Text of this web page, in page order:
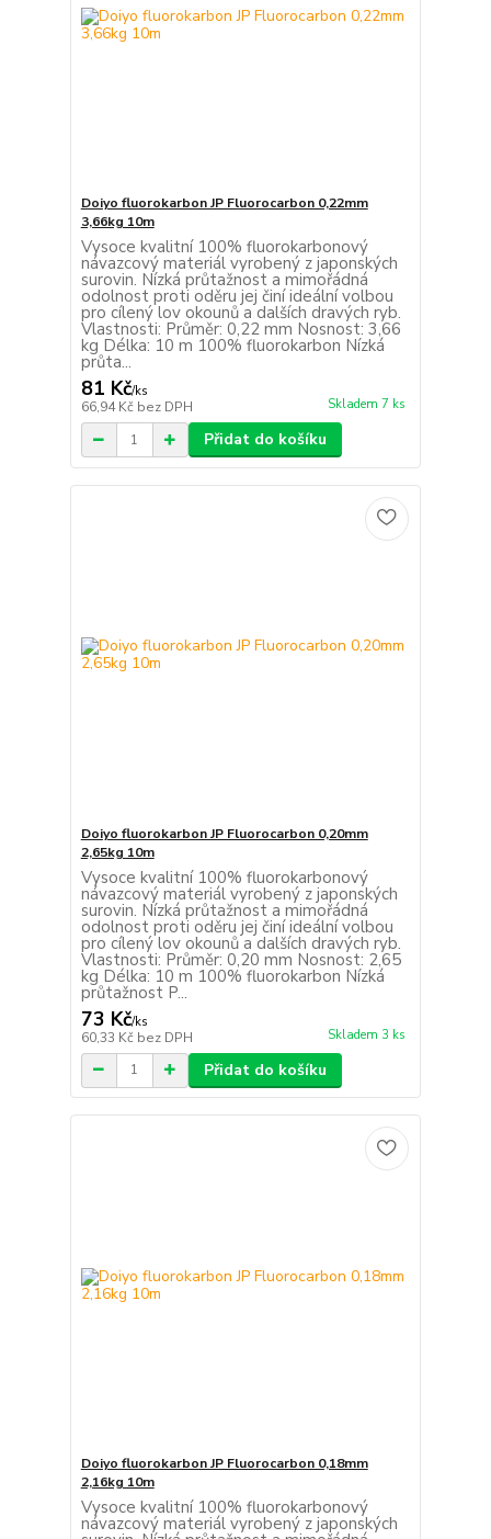
Doiyo fluorokarbon JP Fluorocarbon 0,22mm
3,66kg 10m
Vysoce kvalitní 100% fluorokarbonový
návazcový materiál vyrobený z japonských
surovin. Nízká průtažnost a mimořádná
odolnost proti oděru jej činí ideální volbou
pro cílený lov okounů a dalších dravých ryb.
Vlastnosti: Průměr: 0,22 mm Nosnost: 3,66
kg Délka: 10 m 100% fluorokarbon Nízká
průta...
81 Kč/ks
66,94 Kč bez DPH Skladem 7 ks
Přidat do košíku
Doiyo fluorokarbon JP Fluorocarbon 0,20mm
2,65kg 10m
Vysoce kvalitní 100% fluorokarbonový
návazcový materiál vyrobený z japonských
surovin. Nízká průtažnost a mimořádná
odolnost proti oděru jej činí ideální volbou
pro cílený lov okounů a dalších dravých ryb.
Vlastnosti: Průměr: 0,20 mm Nosnost: 2,65
kg Délka: 10 m 100% fluorokarbon Nízká
průtažnost P...
73 Kč/ks
60,33 Kč bez DPH Skladem 3 ks
Přidat do košíku
Doiyo fluorokarbon JP Fluorocarbon 0,18mm
2,16kg 10m
Vysoce kvalitní 100% fluorokarbonový
návazcový materiál vyrobený z japonských